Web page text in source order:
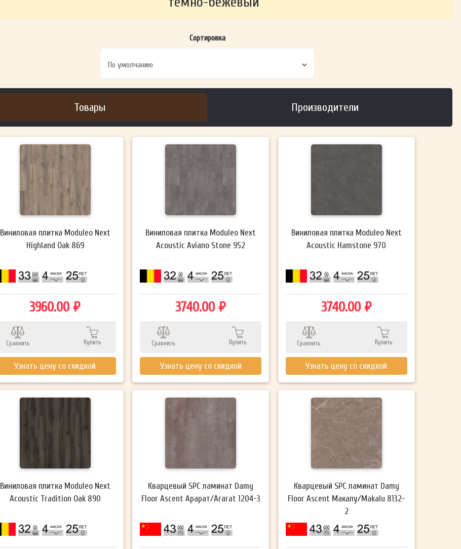
ОТПРАВИТЬ
Сортировка
Товары Производители
Виниловая плитка Moduleo Next
Highland Oak 869
3960.00 ₽
Сравнить Купить
Узнать цену со скидкой
Виниловая плитка Moduleo Next
Acoustic Aviano Stone 952
3740.00 ₽
Сравнить Купить
Узнать цену со скидкой
Виниловая плитка Moduleo Next
Acoustic Hamstone 970
3740.00 ₽
Сравнить Купить
Узнать цену со скидкой
Виниловая плитка Moduleo Next
Acoustic Tradition Oak 890
Кварцевый SPC ламинат Damy
Floor Ascent Арарат/Ararat 1204-3
Кварцевый SPC ламинат Damy
Floor Ascent Макалу/Makalu 8132-
2